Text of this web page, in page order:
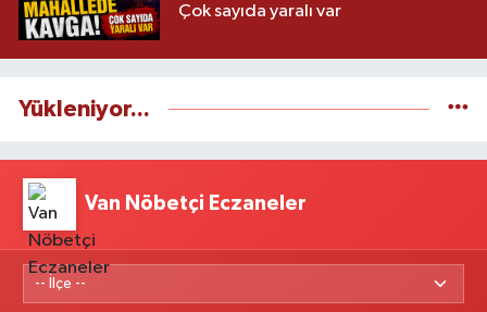
Çok sayıda yaralı var
Yükleniyor...
Van Nöbetçi Eczaneler